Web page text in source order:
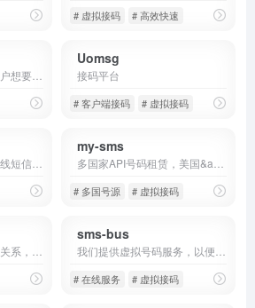
# 虚拟接码 # 高效快速
Uomsg
接码平台
# 客户端接码 # 虚拟接码
my-sms
# 多国号源 # 虚拟接码
sms-bus
# 在线服务 # 虚拟接码